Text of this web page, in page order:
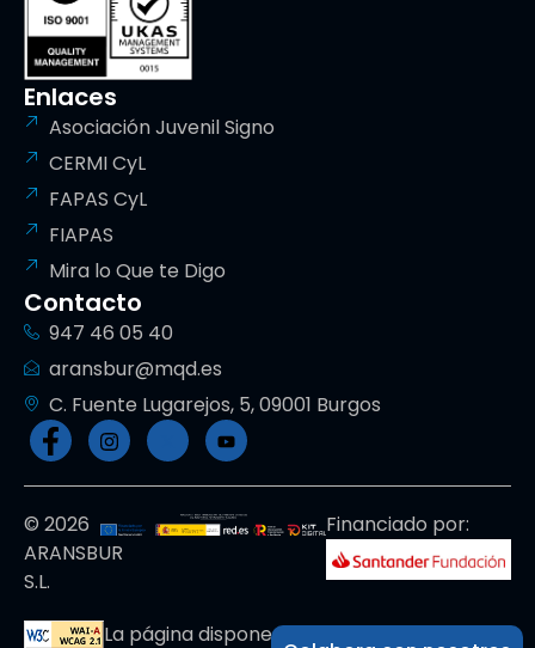
Enlaces
Asociación Juvenil Signo
CERMI CyL
FAPAS CyL
FIAPAS
Mira lo Que te Digo
Contacto
947 46 05 40
aransbur@mqd.es
C. Fuente Lugarejos, 5, 09001 Burgos
© 2026
ARANSBUR
S.L.
Financiado por:
La página dispone de código accesible